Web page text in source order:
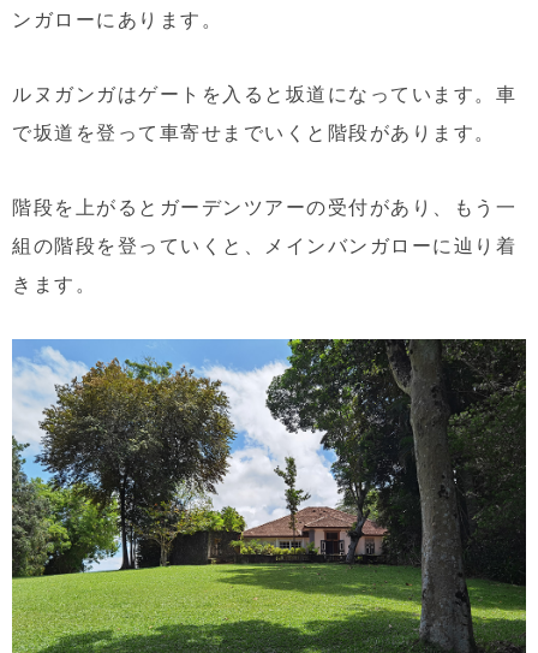
ンガローにあります。
ルヌガンガはゲートを入ると坂道になっています。車
で坂道を登って車寄せまでいくと階段があります。
階段を上がるとガーデンツアーの受付があり、もう一
組の階段を登っていくと、メインバンガローに辿り着
きます。